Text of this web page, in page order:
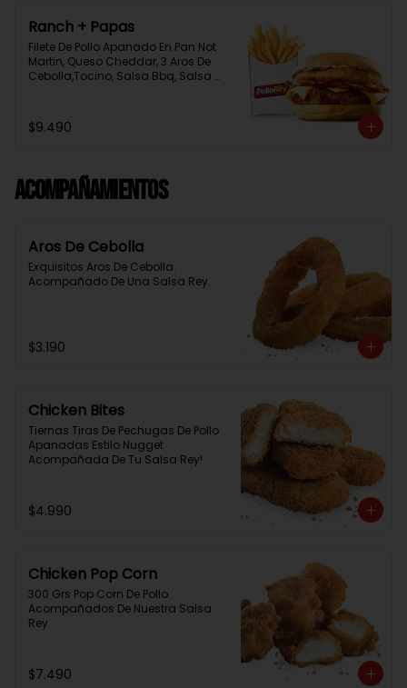
Ranch + Papas
Filete De Pollo Apanado En Pan Not
Martin, Queso Cheddar, 3 Aros De
Cebolla,Tocino, Salsa Bbq, Salsa
$9.490
Acompañamientos
Aros De Cebolla
Exquisitos Aros De Cebolla.
Acompañado De Una Salsa Rey.
$3.190
Chicken Bites
Tiernas Tiras De Pechugas De Pollo
Apanadas Estilo Nugget
Acompañada De Tu Salsa Rey!
$4.990
Chicken Pop Corn
300 Grs Pop Corn De Pollo
Acompañados De Nuestra Salsa
Rey
$7.490